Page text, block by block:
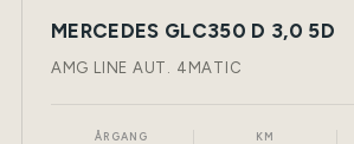
LEASING NY BIL DIESEL
MERCEDES GLC350 D 3,0 5D
AMG LINE AUT. 4MATIC
ÅRGANG KM